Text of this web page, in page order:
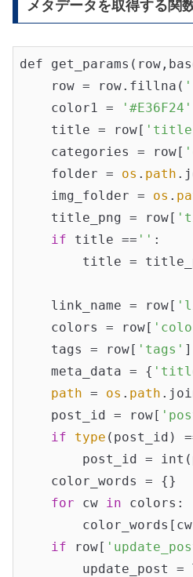
メタデータを取得する関
def
    row = row.fillna(
    color1 =
'#E36F24'
    title = row[
    categories = row[
    folder =
os . path
    img_folder =
os .
    title_png = row[
if title == '' :
title =
    link_name = row[
    colors = row[
    tags = row[
'tags'
    meta_data = {
path = os . path
    post_id = row[
if
type (post_id)
post_id =
    color_words = {}
for cw in colors:
if row[
update_post =